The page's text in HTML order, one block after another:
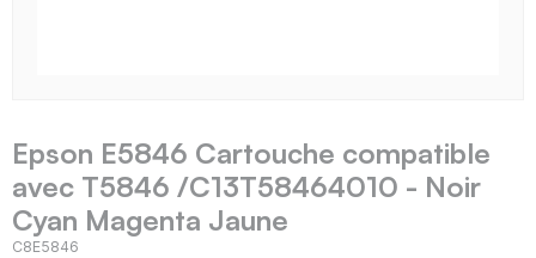
Epson E5846 Cartouche compatible
avec T5846 /C13T58464010 - Noir
Cyan Magenta Jaune
C8E5846